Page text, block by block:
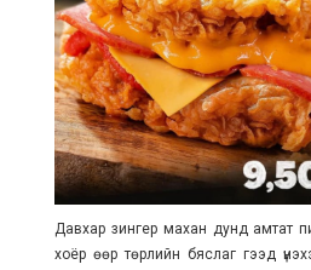
Давхар зингер махан дунд амтат
хоёр өөр төрлийн бяслаг гээд